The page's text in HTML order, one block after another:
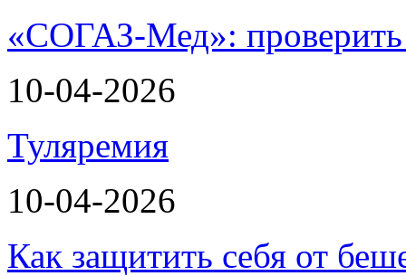
«СОГАЗ-Мед»: проверить
10-04-2026
Туляремия
10-04-2026
Как защитить себя от